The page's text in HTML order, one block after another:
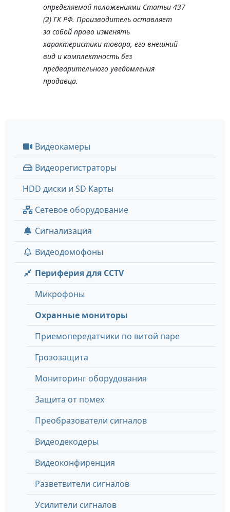
определяемой положениями Статьи 437
(2) ГК РФ. Производитель оставляет
за собой право изменять
характеристики товара, его внешний
вид и комплектность без
предварительного уведомления
продавца.
Видеокамеры
Видеорегистраторы
HDD диски и SD Карты
Сетевое оборудование
Сигнализация
Видеодомофоны
Периферия для CCTV
Микрофоны
Охранные мониторы
Приемопередатчики по витой паре
Грозозащита
Мониторинг оборудования
Защита от помех
Преобразователи сигналов
Видеодекодеры
Видеоконфиренция
Разветвители сигналов
Усилители сигналов